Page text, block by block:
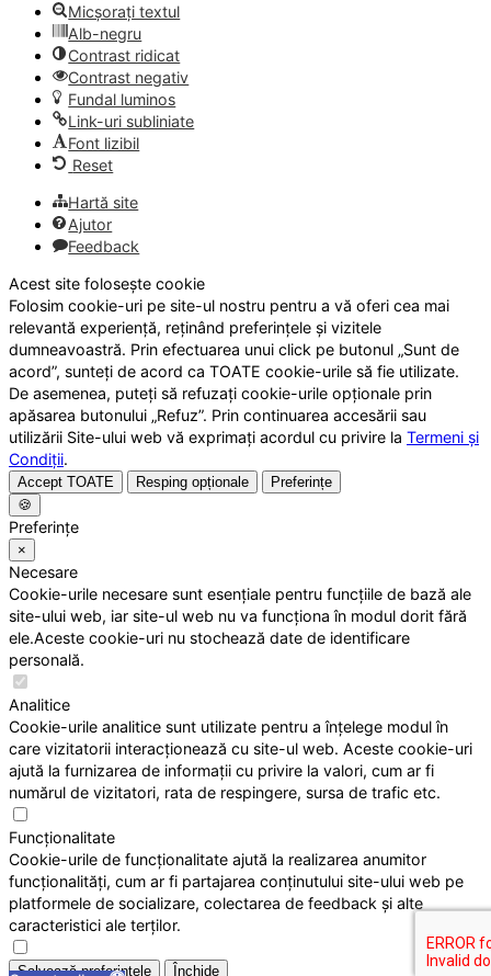
Micșorați textul
Alb-negru
Contrast ridicat
Contrast negativ
Fundal luminos
Link-uri subliniate
Font lizibil
Reset
Hartă site
Ajutor
Feedback
Acest site folosește cookie
Folosim cookie-uri pe site-ul nostru pentru a vă oferi cea mai
relevantă experiență, reținând preferințele și vizitele
dumneavoastră. Prin efectuarea unui click pe butonul „Sunt de
acord”, sunteți de acord ca TOATE cookie-urile să fie utilizate.
De asemenea, puteți să refuzați cookie-urile opționale prin
apăsarea butonului „Refuz”. Prin continuarea accesării sau
utilizării Site-ului web vă exprimați acordul cu privire la Termeni și
Condiții.
Accept TOATE Resping opționale
Preferințe
🍪
Preferințe
×
Necesare
Cookie-urile necesare sunt esențiale pentru funcțiile de bază ale
site-ului web, iar site-ul web nu va funcționa în modul dorit fără
ele.Aceste cookie-uri nu stochează date de identificare
personală.
Analitice
Cookie-urile analitice sunt utilizate pentru a înțelege modul în
care vizitatorii interacționează cu site-ul web. Aceste cookie-uri
ajută la furnizarea de informații cu privire la valori, cum ar fi
numărul de vizitatori, rata de respingere, sursa de trafic etc.
Funcționalitate
Cookie-urile de funcționalitate ajută la realizarea anumitor
funcționalități, cum ar fi partajarea conținutului site-ului web pe
platformele de socializare, colectarea de feedback și alte
caracteristici ale terților.
Salvează preferințele Închide